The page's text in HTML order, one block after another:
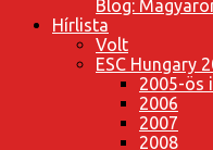
Blog:
Hírlista
Volt
ESC Hungary
2005-ös
2006
2007
2008